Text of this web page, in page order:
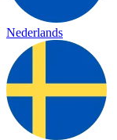
Nederlands